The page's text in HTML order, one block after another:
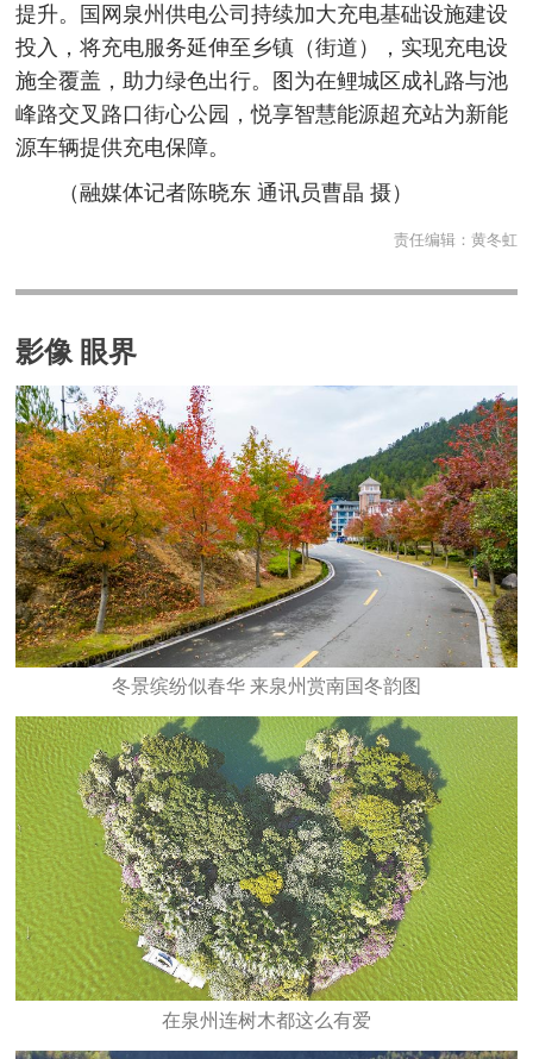
提升。国网泉州供电公司持续加大充电基础设施建设
投入，将充电服务延伸至乡镇（街道），实现充电设
施全覆盖，助力绿色出行。图为在鲤城区成礼路与池
峰路交叉路口街心公园，悦享智慧能源超充站为新能
源车辆提供充电保障。
（融媒体记者陈晓东 通讯员曹晶 摄）
责任编辑： 黄冬虹
影像 眼界
冬景缤纷似春华 来泉州赏南国冬韵图
在泉州连树木都这么有爱